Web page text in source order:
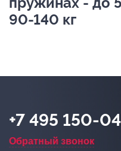
90-140 кг
+7 495 150-
Обратный звонок